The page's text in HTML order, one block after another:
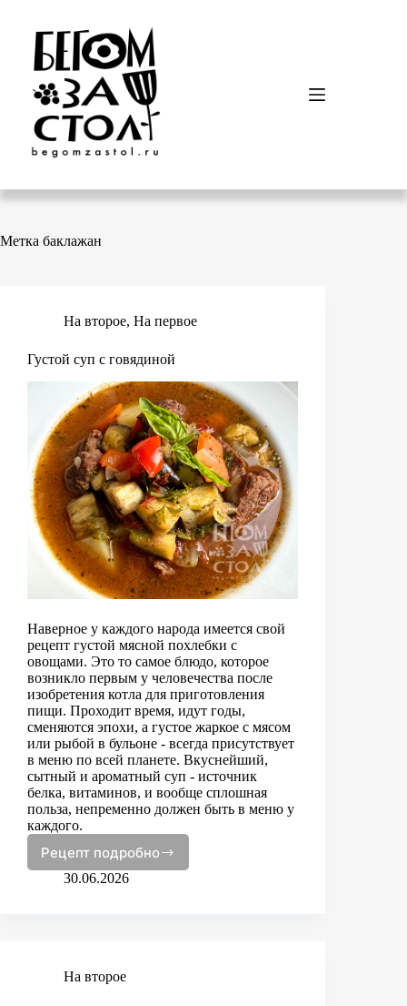
Метка баклажан
На второе, На первое
Густой суп с говядиной
Наверное у каждого народа имеется свой
рецепт густой мясной похлебки с
овощами. Это то самое блюдо, которое
возникло первым у человечества после
изобретения котла для приготовления
пищи. Проходит время, идут годы,
сменяются эпохи, а густое жаркое с мясом
или рыбой в бульоне - всегда присутствует
в меню по всей планете. Вкуснейший,
сытный и ароматный суп - источник
белка, витаминов, и вообще сплошная
польза, непременно должен быть в меню у
каждого.
Рецепт подробно
Густой
суп
30.06.2026
На второе